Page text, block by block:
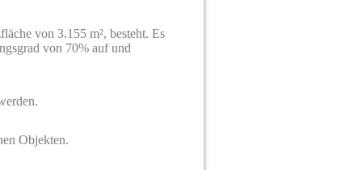
von 3.155 m², besteht. Es
von 70% auf und
Objekten.